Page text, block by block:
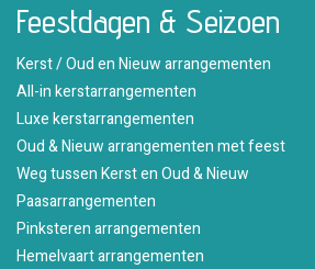
Feestdagen & Seizoen
Kerst / Oud en Nieuw arrangementen
All-in kerstarrangementen
Luxe kerstarrangementen
Oud & Nieuw arrangementen met feest
Weg tussen Kerst en Oud & Nieuw
Paasarrangementen
Pinksteren arrangementen
Hemelvaart arrangementen